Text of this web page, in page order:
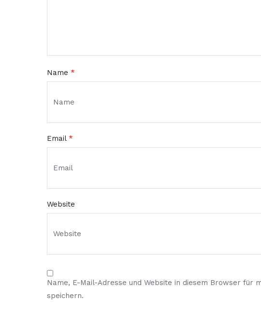
Name *
Email *
Website
Name, E-Mail-Adresse und Website in diesem Browser für
speichern.